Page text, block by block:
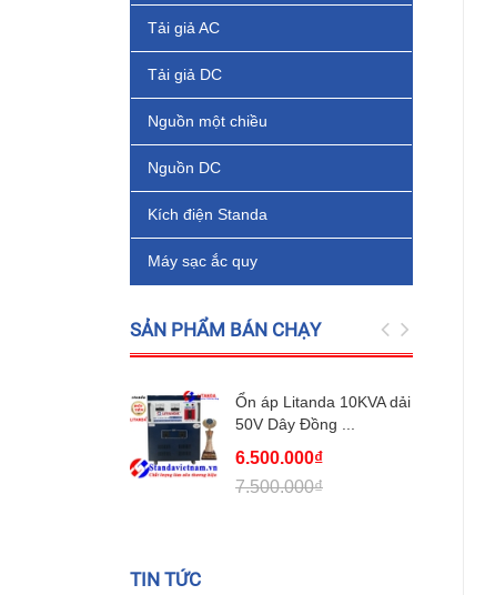
Tải giả AC
Tải giả DC
Nguồn một chiều
Nguồn DC
Kích điện Standa
Máy sạc ắc quy
SẢN PHẨM BÁN CHẠY
Ổn áp Litanda 10KVA dải
50V Dây Đồng ...
6.500.000₫
7.500.000₫
TIN TỨC